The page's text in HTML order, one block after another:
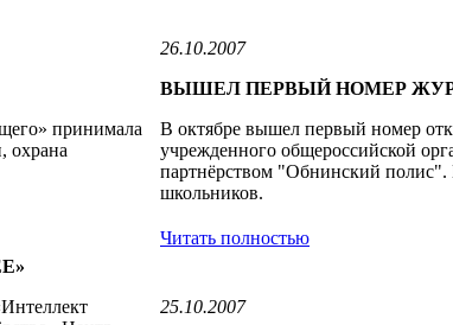
принимала
охрана
26.10.2007
ВЫШЕЛ ПЕРВЫЙ НОМЕР
В октябре вышел первый номер
учрежденного общероссийской
партнёрством "Обнинский полис".
школьников.
Читать полностью
25.10.2007